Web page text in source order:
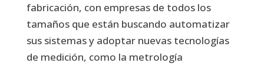
fabricación, con empresas de todos los
tamaños que están buscando automatizar
sus sistemas y adoptar nuevas tecnologías
de medición, como la metrología